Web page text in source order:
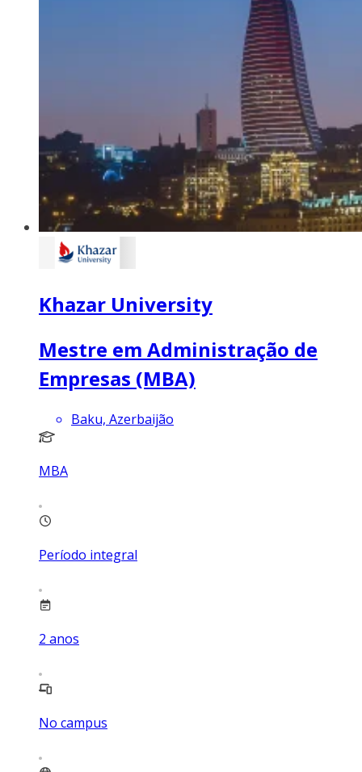
Khazar University
Mestre em Administração de
Empresas (MBA)
Baku, Azerbaijão
MBA
Período integral
2 anos
No campus